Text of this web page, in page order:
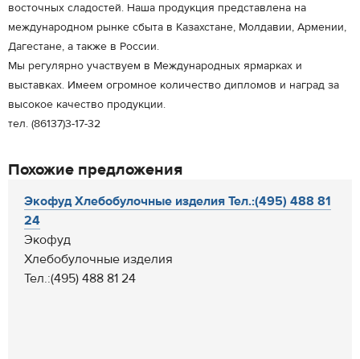
восточных сладостей. Наша продукция представлена на
международном рынке сбыта в Казахстане, Молдавии, Армении,
Дагестане, а также в России.
Мы регулярно участвуем в Международных ярмарках и
выставках. Имеем огромное количество дипломов и наград за
высокое качество продукции.
тел. (86137)3-17-32
Похожие предложения
Экофуд Хлебобулочные изделия Тел.:(495) 488 81
24
Экофуд
Хлебобулочные изделия
Тел.:(495) 488 81 24